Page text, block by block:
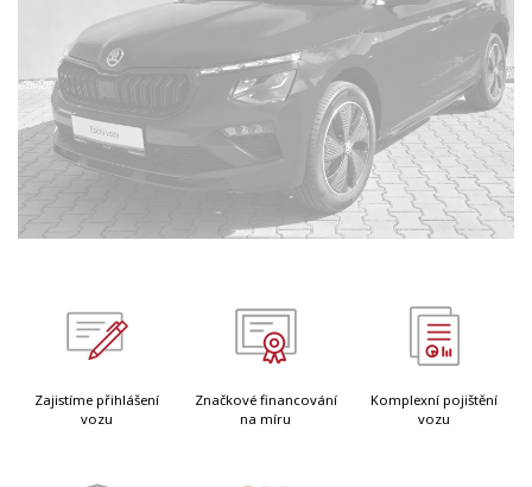
Zajistíme přihlášení
vozu
Značkové financování
na míru
Komplexní pojištění
vozu